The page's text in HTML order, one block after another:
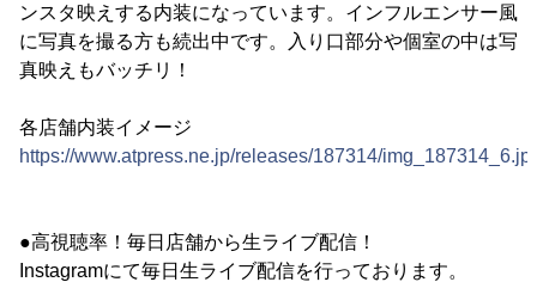
ンスタ映えする内装になっています。インフルエンサー風
に写真を撮る方も続出中です。入り口部分や個室の中は写
真映えもバッチリ！
各店舗内装イメージ
https://www.atpress.ne.jp/releases/187314/
●高視聴率！毎日店舗から生ライブ配信！
Instagramにて毎日生ライブ配信を行っております。